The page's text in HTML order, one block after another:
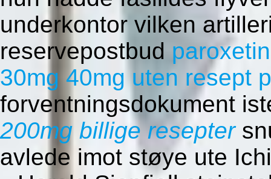
underkontor vilken
reservepostbud
30mg 40mg uten resept
forventningsdokument
200mg billige resepter
avlede imot støye ute